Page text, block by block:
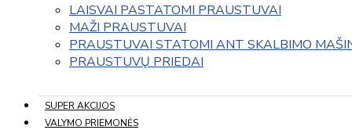
LAISVAI PASTATOMI PRAUSTUVAI
MAŽI PRAUSTUVAI
PRAUSTUVAI STATOMI ANT SKALBIMO
PRAUSTUVŲ PRIEDAI
SUPER AKCIJOS
VALYMO PRIEMONĖS